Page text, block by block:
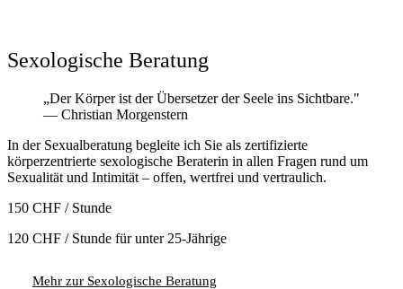
Sexologische Beratung
„Der Körper ist der Übersetzer der Seele ins Sichtbare."
— Christian Morgenstern
In der Sexualberatung begleite ich Sie als zertifizierte
körperzentrierte sexologische Beraterin in allen Fragen rund um
Sexualität und Intimität – offen, wertfrei und vertraulich.
150 CHF / Stunde
120 CHF / Stunde für unter 25-Jährige
Mehr zur Sexologische Beratung